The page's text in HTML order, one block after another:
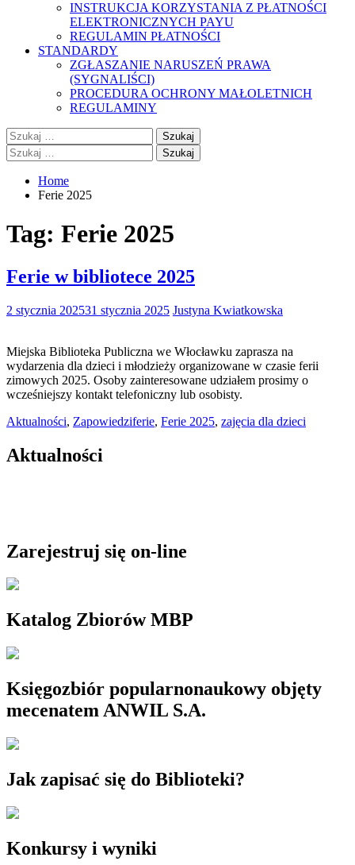
INSTRUKCJA KORZYSTANIA Z PŁATNOŚCI
ELEKTRONICZNYCH PAYU
REGULAMIN PŁATNOŚCI
STANDARDY
ZGŁASZANIE NARUSZEŃ PRAWA
(SYGNALIŚCI)
PROCEDURA OCHRONY MAŁOLETNICH
REGULAMINY
Szukaj:
Szukaj:
Home
Ferie 2025
Tag: Ferie 2025
Ferie w bibliotece 2025
2 stycznia 202531 stycznia 2025 Justyna Kwiatkowska
Miejska Biblioteka Publiczna we Włocławku zaprasza na
wydarzenia dla dzieci i młodzieży organizowane w czasie ferii
zimowych 2025. Osoby zainteresowane udziałem prosimy o
wcześniejszy kontakt telefoniczny lub osobisty.
Aktualności, Zapowiedziferie, Ferie 2025, zajęcia dla dzieci
Aktualności
Zarejestruj się on-line
Katalog Zbiorów MBP
Księgozbiór popularnonaukowy objęty
mecenatem ANWIL S.A.
Jak zapisać się do Biblioteki?
Konkursy i wyniki